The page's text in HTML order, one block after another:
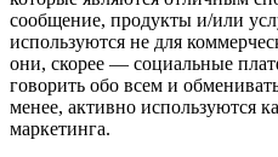
сообщение, продукты и/или
используются не для
они, скорее — социальные
говорить обо всем и
менее, активно используются
маркетинга.